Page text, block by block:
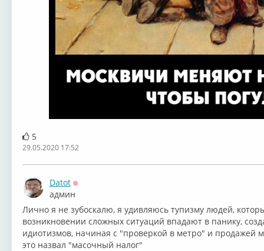
5
29.05.2020 17:52
Datot
Оффлайн
админ
Лично я не зубоскалю, я удивляюсь тупизму людей,
возникновении сложных ситуаций впадают в панику,
идиотизмов, начиная с "проверкой в метро" и продажей
это назвал "масочный налог"